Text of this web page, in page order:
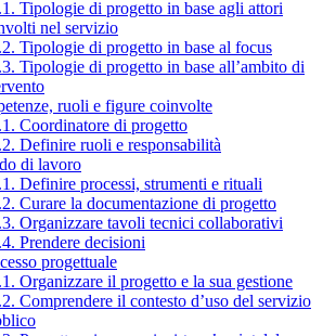
Tipologie di progetto in base agli attori
nel servizio
Tipologie di progetto in base al focus
Tipologie di progetto in base all’ambito di
ruoli e figure coinvolte
Coordinatore di progetto
Definire ruoli e responsabilità
di lavoro
Definire processi, strumenti e rituali
Curare la documentazione di progetto
Organizzare tavoli tecnici collaborativi
Prendere decisioni
progettuale
Organizzare il progetto e la sua gestione
Comprendere il contesto d’uso del servizio